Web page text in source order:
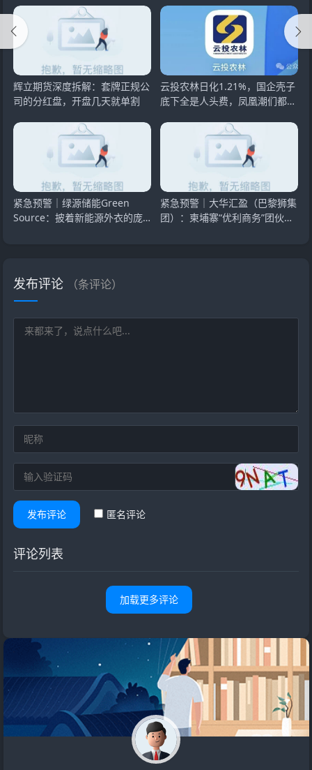
辉立期货深度拆解：套牌正规公
司的分红盘，开盘几天就单割
云投农林日化1.21%，国企壳子
底下全是人头费，凤凰潮们都已
紧急预警｜绿源储能Green
Source：披着新能源外衣的庞
紧急预警｜大华汇盈（巴黎狮集
团）：柬埔寨“优利商务”团伙换
发布评论 （条评论）
发布评论 匿名评论
评论列表
加载更多评论